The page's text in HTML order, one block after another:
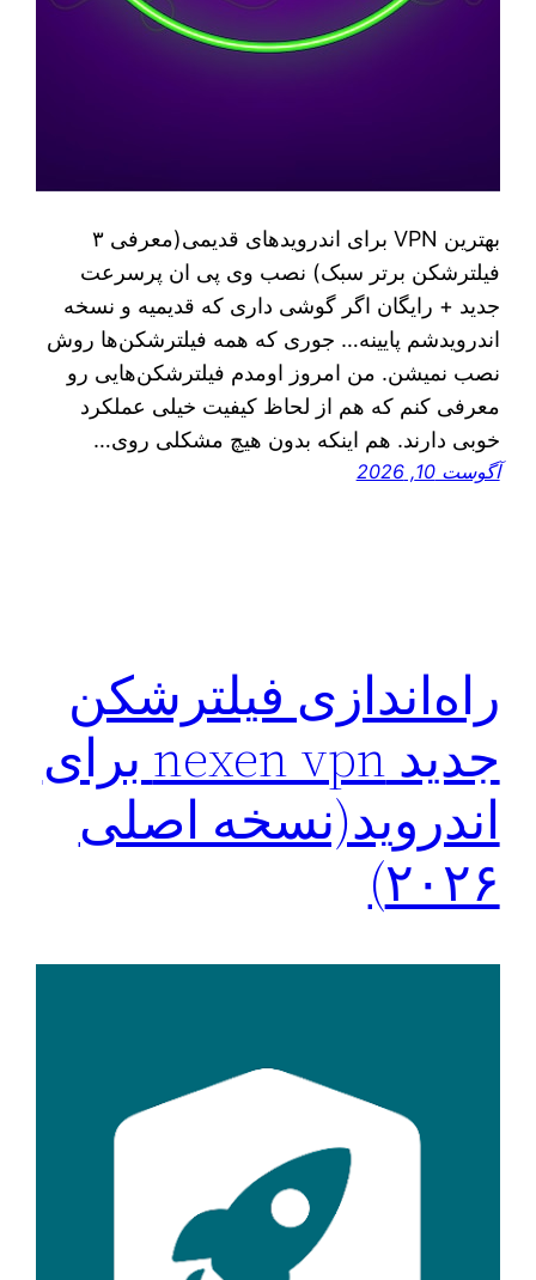
بهترین VPN برای اندرویدهای قدیمی(معرفی ۳
فیلترشکن برتر سبک) نصب وی پی ان پرسرعت
جدید + رایگان اگر گوشی داری که قدیمیه و نسخه
اندرویدشم پایینه… جوری که همه فیلترشکن‌ها روش
نصب نمیشن. من امروز اومدم فیلترشکن‌هایی رو
معرفی کنم که هم از لحاظ کیفیت خیلی عملکرد
خوبی دارند. هم اینکه بدون هیچ مشکلی روی…
آگوست 10, 2026
راه‌اندازی فیلترشکن
جدید nexen vpn برای
اندروید(نسخه اصلی
۲۰۲۶)